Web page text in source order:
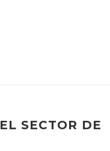
SECTOR DE